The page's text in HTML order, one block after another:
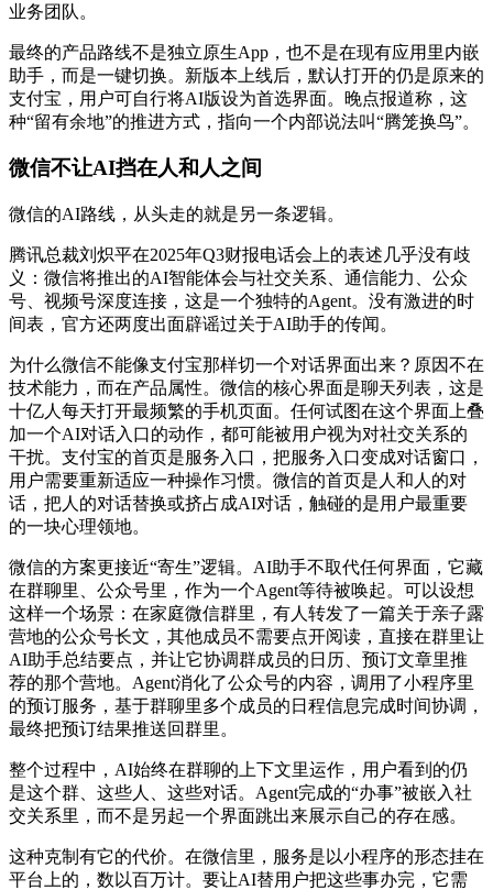
业务团队。
最终的产品路线不是独立原生App，也不是在现有应用里内嵌
助手，而是一键切换。新版本上线后，默认打开的仍是原来的
支付宝，用户可自行将AI版设为首选界面。晚点报道称，这
种“留有余地”的推进方式，指向一个内部说法叫“腾笼换鸟”。
微信不让AI挡在人和人之间
微信的AI路线，从头走的就是另一条逻辑。
腾讯总裁刘炽平在2025年Q3财报电话会上的表述几乎没有歧
义：微信将推出的AI智能体会与社交关系、通信能力、公众
号、视频号深度连接，这是一个独特的Agent。没有激进的时
间表，官方还两度出面辟谣过关于AI助手的传闻。
为什么微信不能像支付宝那样切一个对话界面出来？原因不在
技术能力，而在产品属性。微信的核心界面是聊天列表，这是
十亿人每天打开最频繁的手机页面。任何试图在这个界面上叠
加一个AI对话入口的动作，都可能被用户视为对社交关系的
干扰。支付宝的首页是服务入口，把服务入口变成对话窗口，
用户需要重新适应一种操作习惯。微信的首页是人和人的对
话，把人的对话替换或挤占成AI对话，触碰的是用户最重要
的一块心理领地。
微信的方案更接近“寄生”逻辑。AI助手不取代任何界面，它藏
在群聊里、公众号里，作为一个Agent等待被唤起。可以设想
这样一个场景：在家庭微信群里，有人转发了一篇关于亲子露
营地的公众号长文，其他成员不需要点开阅读，直接在群里让
AI助手总结要点，并让它协调群成员的日历、预订文章里推
荐的那个营地。Agent消化了公众号的内容，调用了小程序里
的预订服务，基于群聊里多个成员的日程信息完成时间协调，
最终把预订结果推送回群里。
整个过程中，AI始终在群聊的上下文里运作，用户看到的仍
是这个群、这些人、这些对话。Agent完成的“办事”被嵌入社
交关系里，而不是另起一个界面跳出来展示自己的存在感。
这种克制有它的代价。在微信里，服务是以小程序的形态挂在
平台上的，数以百万计。要让AI替用户把这些事办完，它需